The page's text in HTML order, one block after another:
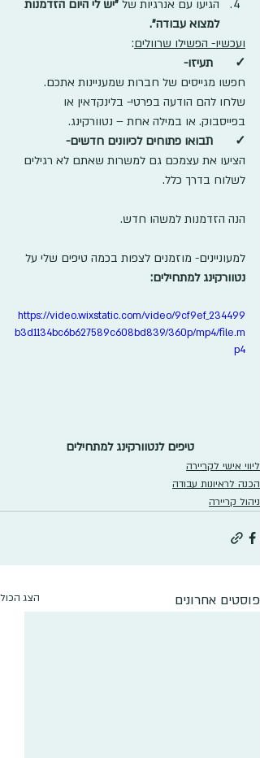
הגיעו עם אנרגיות של "יש לי היום הזדמנות
למצוא עבודה".
ועכשיו- הפשילו שרוולים:
✓
תעיזו-
חפשו מגייסים של חברות שמעניינות אתכם.
שלחו להם הודעה בפרטי- בלינקדאין או
בפייסבוק. או במילה אחת – נטוורקינג.
✓
תבואו פתוחים לכיוונים חדשים-
הציעו את עצמכם גם למשרות שאתם לא רגילים
לשלוח בדרך כלל.
הנה הזדמנות למשהו חדש.
למעוניינים- מוזמנים לצפות בכמה טיפים שלי על
נטוורקינג למתחילים:
https://video.wixstatic.com/video/9cf9ef_234499
b3d1134bc6b627589c608bd839/360p/mp4/file.m
p4
טיפים לנטוורקינג למתחילים
ליווי אישי לקריירה
הכנה לראיונות עבודה
ניהול קריירה
פוסטים אחרונים הצג הכול